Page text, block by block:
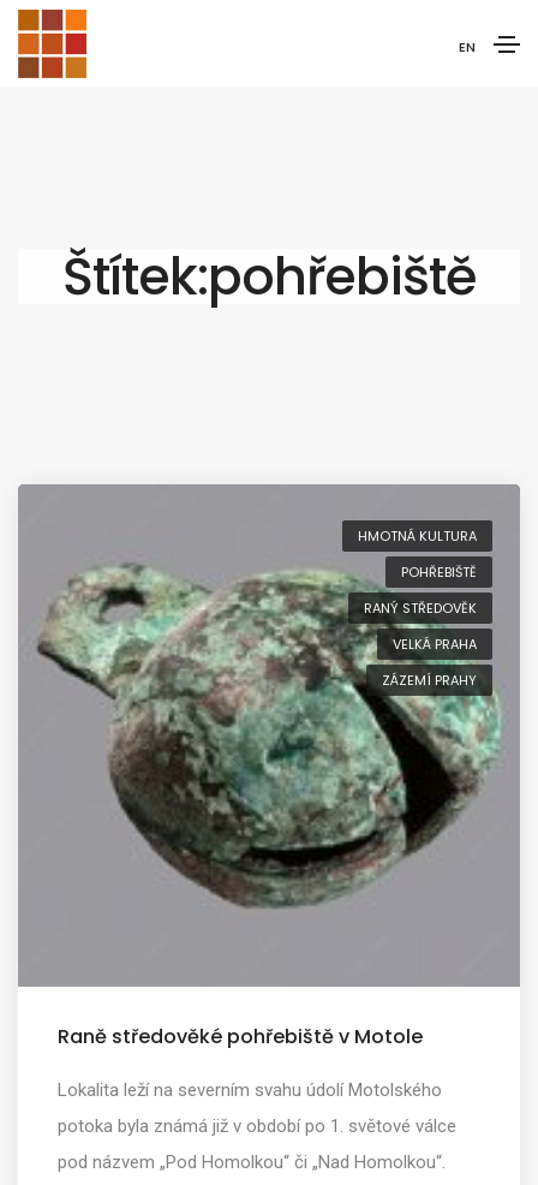
EN
Štítek:pohřebiště
HMOTNÁ KULTURA
POHŘEBIŠTĚ
RANÝ STŘEDOVĚK
VELKÁ PRAHA
ZÁZEMÍ PRAHY
Raně středověké pohřebiště v Motole
Lokalita leží na severním svahu údolí Motolského
potoka byla známá již v období po 1. světové válce
pod názvem „Pod Homolkou“ či „Nad Homolkou“.